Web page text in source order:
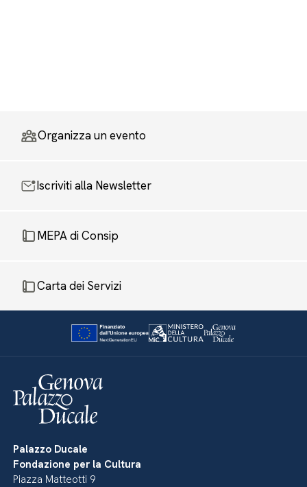
Organizza un evento
Iscriviti alla Newsletter
MEPA di Consip
Carta dei Servizi
Palazzo Ducale
Fondazione per la Cultura
Piazza Matteotti 9